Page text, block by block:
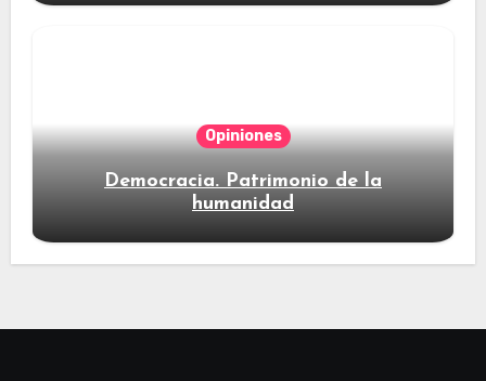
Opiniones
Democracia. Patrimonio de la
humanidad